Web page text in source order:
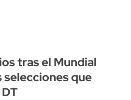
tras el Mundial
selecciones que